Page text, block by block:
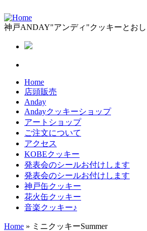
神戸ANDAY"アンディ"クッキーとお
Home
店頭販売
Anday
Andayクッキーショップ
アートショップ
ご注文について
アクセス
KOBEクッキー
発表会のシールお付けします
発表会のシールお付けします
神戸缶クッキー
花火缶クッキー
音楽クッキー♪
Home » ミニクッキーSummer